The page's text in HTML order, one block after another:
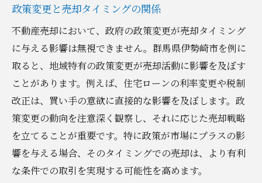
政策変更と売却タイミングの関係
不動産売却において、政府の政策変更が売却タイミング
に与える影響は無視できません。群馬県伊勢崎市を例に
取ると、地域特有の政策変更が売却活動に影響を及ぼす
ことがあります。例えば、住宅ローンの利率変更や税制
改正は、買い手の意欲に直接的な影響を及ぼします。政
策変更の動向を注意深く観察し、それに応じた売却戦略
を立てることが重要です。特に政策が市場にプラスの影
響を与える場合、そのタイミングでの売却は、より有利
な条件での取引を実現する可能性を高めます。